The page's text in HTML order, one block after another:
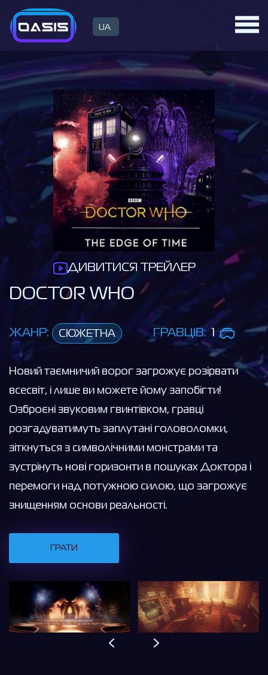
UA
ДИВИТИСЯ ТРЕЙЛЕР
DOCTOR WHO
ЖАНР: СЮЖЕТНА ГРАВЦІВ: 1
Новий таємничий ворог загрожує розірвати
всесвіт, і лише ви можете йому запобігти!
Озброєні звуковим гвинтівком, гравці
розгадуватимуть заплутані головоломки,
зіткнуться з символічними монстрами та
зустрінуть нові горизонти в пошуках Доктора і
перемоги над потужною силою, що загрожує
знищенням основи реальності.
ГРАТИ